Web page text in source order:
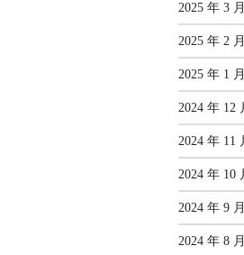
2025 年 3 月
2025 年 2 月
2025 年 1 月
2024 年 12
2024 年 11
2024 年 10
2024 年 9 月
2024 年 8 月